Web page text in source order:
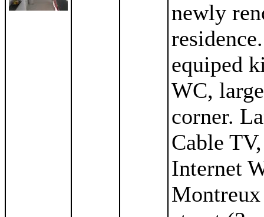
newly
equiped
WC,
corner.
Cable
Internet